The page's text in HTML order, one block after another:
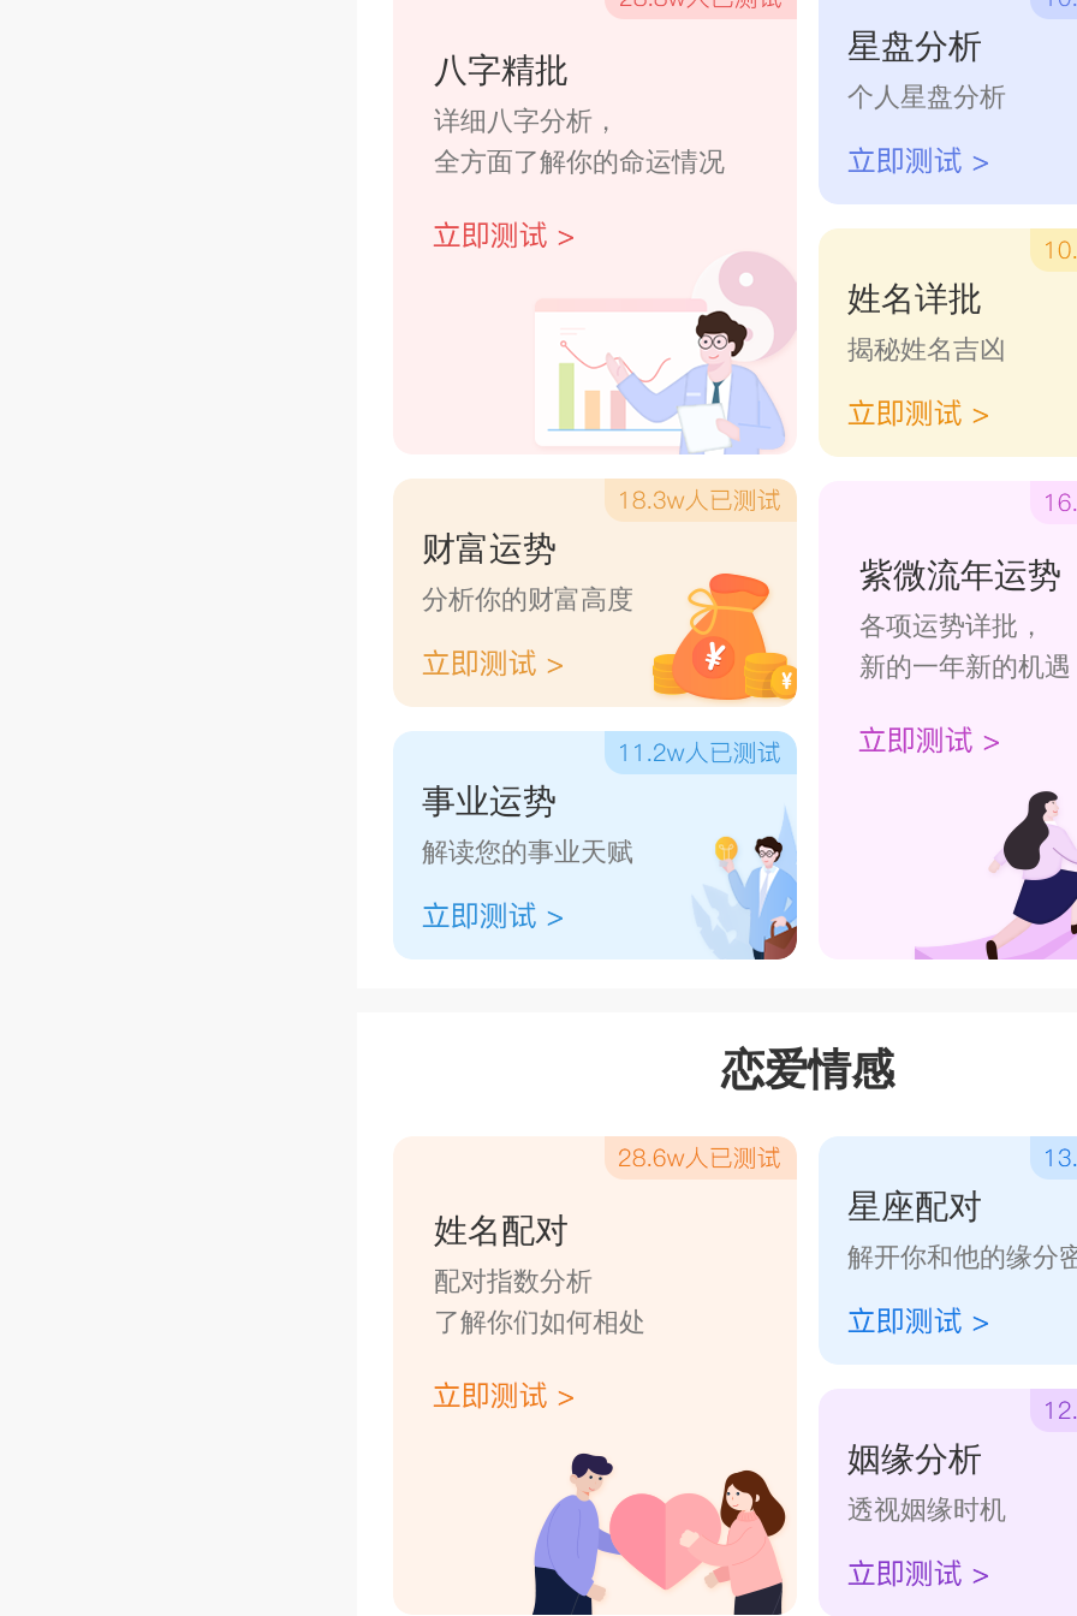
17. 路路通家政服务公司
18. 睿达尔家政服务公司
19. 通睿家政服务公司
20. 一点通家政服务公司
八字精批
详细八字分析，
全方面了解你的命运情况
财富运势
分析你的财富高度
事业运势
解读您的事业天赋
星盘分析
个人星盘分析
姓名详批
揭秘姓名吉凶
紫微流年运势
各项运势详批，
新的一年新的机遇
恋爱情感
姓名配对
配对指数分析
了解你们如何相处
星座配对
解开你和他的缘分
姻缘分析
透视姻缘时机